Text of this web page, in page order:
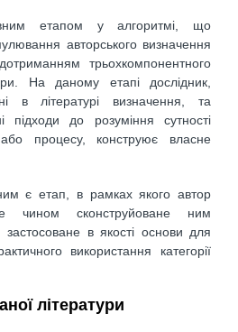
етапом у алгоритмі, що
авторського визначення
трьохкомпонентного
На даному етапі дослідник,
в літературі визначення, та
підходи до розуміння сутності
процесу, конструює власне
є етап, в рамках якого автор
чином сконструйоване ним
в якості основи для
використання категорії
літератури